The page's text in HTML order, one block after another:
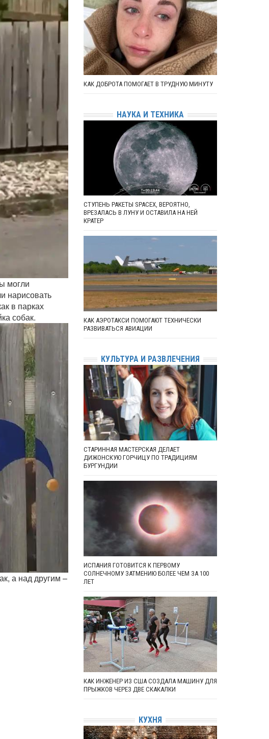
могли
нарисовать
в парках
собак.
а над другим –
КАК ДОБРОТА ПОМОГАЕТ В ТРУДНУЮ МИНУТУ
НАУКА И ТЕХНИКА
СТУПЕНЬ РАКЕТЫ SPACEX, ВЕРОЯТНО,
ВРЕЗАЛАСЬ В ЛУНУ И ОСТАВИЛА НА НЕЙ
КРАТЕР
КАК АЭРОТАКСИ ПОМОГАЮТ ТЕХНИЧЕСКИ
РАЗВИВАТЬСЯ АВИАЦИИ
КУЛЬТУРА И РАЗВЛЕЧЕНИЯ
СТАРИННАЯ МАСТЕРСКАЯ ДЕЛАЕТ
ДИЖОНСКУЮ ГОРЧИЦУ ПО ТРАДИЦИЯМ
БУРГУНДИИ
ИСПАНИЯ ГОТОВИТСЯ К ПЕРВОМУ
СОЛНЕЧНОМУ ЗАТМЕНИЮ БОЛЕЕ ЧЕМ ЗА 100
ЛЕТ
КАК ИНЖЕНЕР ИЗ США СОЗДАЛА МАШИНУ ДЛЯ
ПРЫЖКОВ ЧЕРЕЗ ДВЕ СКАКАЛКИ
КУХНЯ